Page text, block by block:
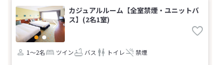
カジュアルルーム【全室禁煙・ユニットバ
ス】(2名1室)
1～2名 ツイン バス トイレ 禁煙